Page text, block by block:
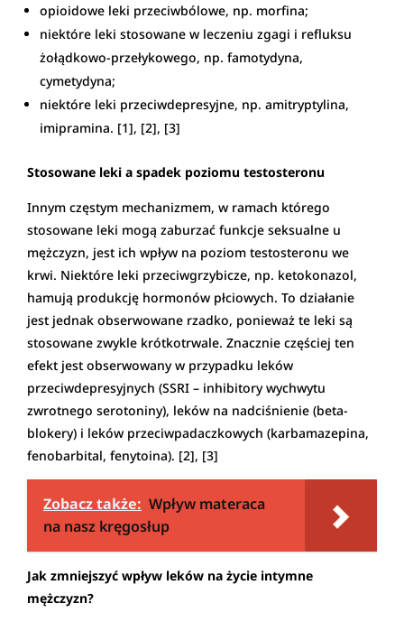
opioidowe leki przeciwbólowe, np. morfina;
niektóre leki stosowane w leczeniu zgagi i refluksu
żołądkowo-przełykowego, np. famotydyna,
cymetydyna;
niektóre leki przeciwdepresyjne, np. amitryptylina,
imipramina. [1], [2], [3]
Stosowane leki a spadek poziomu testosteronu
Innym częstym mechanizmem, w ramach którego
stosowane leki mogą zaburzać funkcje seksualne u
mężczyzn, jest ich wpływ na poziom testosteronu we
krwi. Niektóre leki przeciwgrzybicze, np. ketokonazol,
hamują produkcję hormonów płciowych. To działanie
jest jednak obserwowane rzadko, ponieważ te leki są
stosowane zwykle krótkotrwale. Znacznie częściej ten
efekt jest obserwowany w przypadku leków
przeciwdepresyjnych (SSRI – inhibitory wychwytu
zwrotnego serotoniny), leków na nadciśnienie (beta-
blokery) i leków przeciwpadaczkowych (karbamazepina,
fenobarbital, fenytoina). [2], [3]
Zobacz także: Wpływ materaca
na nasz kręgosłup
Jak zmniejszyć wpływ leków na życie intymne
mężczyzn?